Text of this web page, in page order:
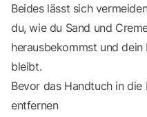
Beides lässt sich
du, wie du Sand und
herausbekommst und
bleibt.
Bevor das Handtuch in
entfernen